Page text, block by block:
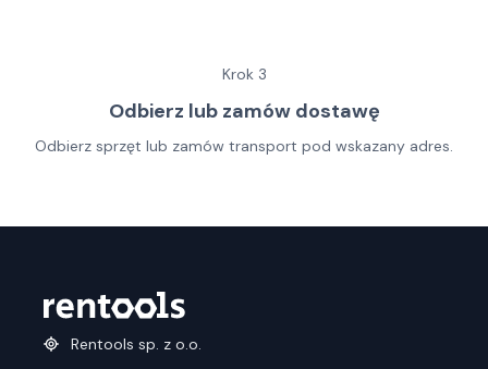
Krok 3
Odbierz lub zamów dostawę
Odbierz sprzęt lub zamów transport pod wskazany adres.
Rentools sp. z o.o.